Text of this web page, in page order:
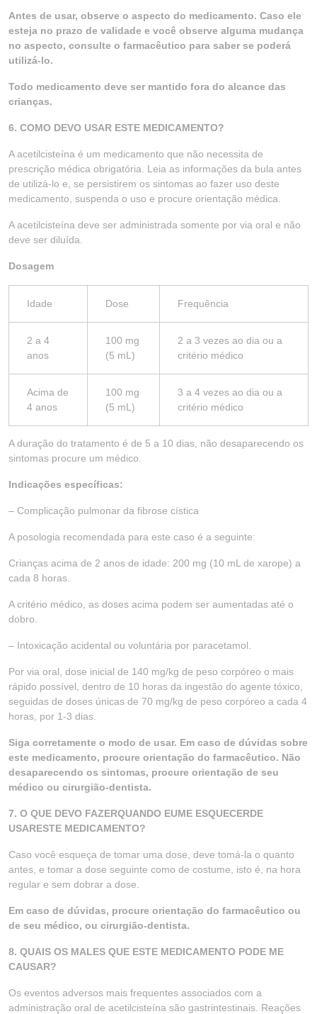
Antes de usar, observe o aspecto do medicamento. Caso ele
esteja no prazo de validade e você observe alguma mudança
no aspecto, consulte o farmacêutico para saber se poderá
utilizá-lo.
Todo medicamento deve ser mantido fora do alcance das
crianças.
6. COMO DEVO USAR ESTE MEDICAMENTO?
A acetilcisteína é um medicamento que não necessita de
prescrição médica obrigatória. Leia as informações da bula antes
de utilizá-lo e, se persistirem os sintomas ao fazer uso deste
medicamento, suspenda o uso e procure orientação médica.
A acetilcisteína deve ser administrada somente por via oral e não
deve ser diluída.
Dosagem
Idade Dose Frequência
2 a 4
anos
100 mg
(5 mL)
2 a 3 vezes ao dia ou a
critério médico
Acima de
4 anos
100 mg
(5 mL)
3 a 4 vezes ao dia ou a
critério médico
A duração do tratamento é de 5 a 10 dias, não desaparecendo os
sintomas procure um médico.
Indicações específicas:
– Complicação pulmonar da fibrose cística
A posologia recomendada para este caso é a seguinte:
Crianças acima de 2 anos de idade: 200 mg (10 mL de xarope) a
cada 8 horas.
A critério médico, as doses acima podem ser aumentadas até o
dobro.
– Intoxicação acidental ou voluntária por paracetamol.
Por via oral, dose inicial de 140 mg/kg de peso corpóreo o mais
rápido possível, dentro de 10 horas da ingestão do agente tóxico,
seguidas de doses únicas de 70 mg/kg de peso corpóreo a cada 4
horas, por 1-3 dias.
Siga corretamente o modo de usar. Em caso de dúvidas sobre
este medicamento, procure orientação do farmacêutico. Não
desaparecendo os sintomas, procure orientação de seu
médico ou cirurgião-dentista.
7. O QUE DEVO FAZERQUANDO EUME ESQUECERDE
USARESTE MEDICAMENTO?
Caso você esqueça de tomar uma dose, deve tomá-la o quanto
antes, e tomar a dose seguinte como de costume, isto é, na hora
regular e sem dobrar a dose.
Em caso de dúvidas, procure orientação do farmacêutico ou
de seu médico, ou cirurgião-dentista.
8. QUAIS OS MALES QUE ESTE MEDICAMENTO PODE ME
CAUSAR?
Os eventos adversos mais frequentes associados com a
administração oral de acetilcisteína são gastrintestinais. Reações